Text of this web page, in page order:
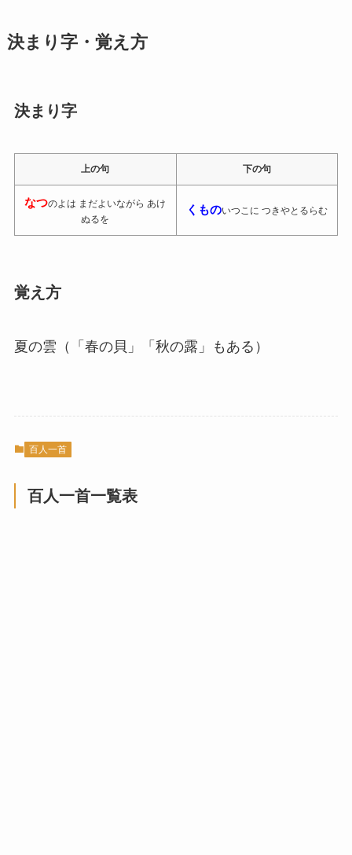
決まり字・覚え方
決まり字
上の句 下の句
なつのよは まだよいながら あけ
ぬるを
くものいつこに つきやとるらむ
覚え方
夏の雲（「春の貝」「秋の露」もある）
百人一首
百人一首一覧表